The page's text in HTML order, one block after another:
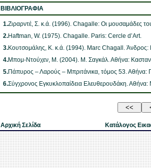
ΒΙΒΛΙΟΓΡΑΦΙΑ
1.Ζιραρντέ, Σ. κ.ά. (1996). Chagalle: Οι μουσαμάδες
2.Haftman, W. (1975). Chagalle. Paris: Cercle d’Art.
3.Κουτσομάλης, Κ. κ.ά. (1994). Marc Chagall.
4.Μπομ-Ντούχεν, Μ. (2004). Μ. Σαγκάλ. Αθήνα:
5.Πάπυρος – Λαρούς – Μπριτάνικα, τόμος 53. Αθήνα:
6.Σύγχρονος Εγκυκλοπαίδεια Ελευθερουδάκη. Αθήνα:
Αρχική Σελίδα Κατάλογος